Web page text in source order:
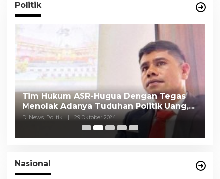
Politik
Tim Hukum ASR-Hugua Dengan Tegas
Menolak Adanya Tuduhan Politik Uang,
Pasar Murah Tidak Dilaksanakan Oleh
Di News, Politik | 29 Oktober 2024
Nasional